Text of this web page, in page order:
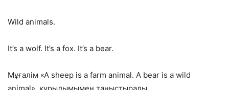
Wild animals.
It’s a wolf. It’s a fox. It’s a bear.
Мұғалім «А sheep is a farm animal. A bear is a wild
animal», кұрылымымен таныстырады.